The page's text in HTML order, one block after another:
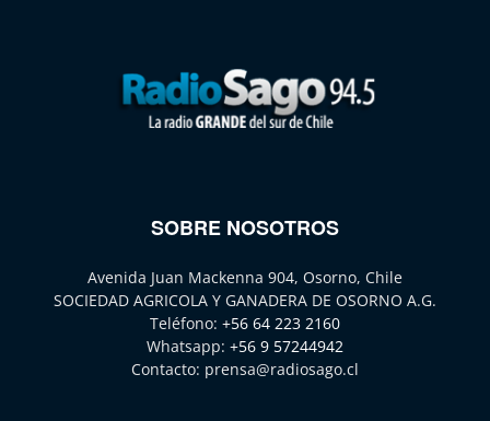
SOBRE NOSOTROS
Avenida Juan Mackenna 904, Osorno, Chile
SOCIEDAD AGRICOLA Y GANADERA DE OSORNO A.G.
Teléfono: +56 64 223 2160
Whatsapp: +56 9 57244942
Contacto: prensa@radiosago.cl